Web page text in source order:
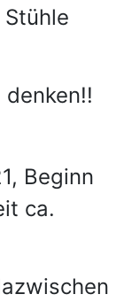
denken!!
Beginn
ca.